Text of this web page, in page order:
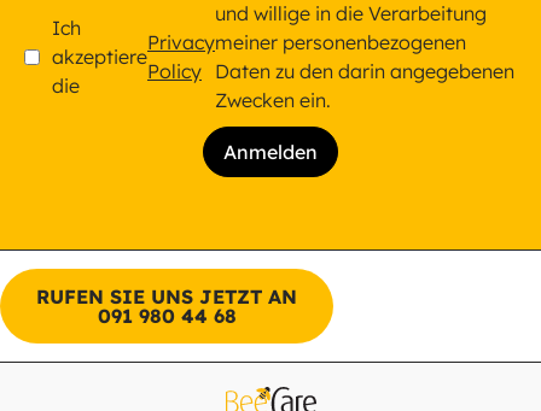
Ich
akzeptiere
die
Privacy
Policy
und willige in die Verarbeitung
meiner personenbezogenen
Daten zu den darin angegebenen
Zwecken ein.
RUFEN SIE UNS JETZT AN
091 980 44 68